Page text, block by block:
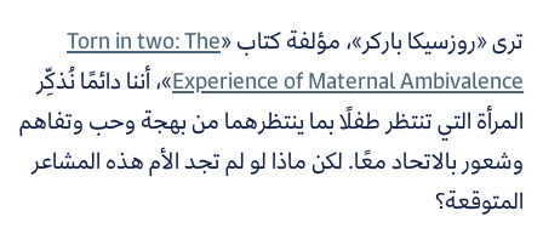
ترى «روزسيكا باركر»، مؤلفة كتاب «Torn in two: The
Experience of Maternal Ambivalence»، أننا دائمًا نُذكِّر
المرأة التي تنتظر طفلًا بما ينتظرهما من بهجة وحب وتفاهم
وشعور بالاتحاد معًا. لكن ماذا لو لم تجد الأم هذه المشاعر
المتوقعة؟